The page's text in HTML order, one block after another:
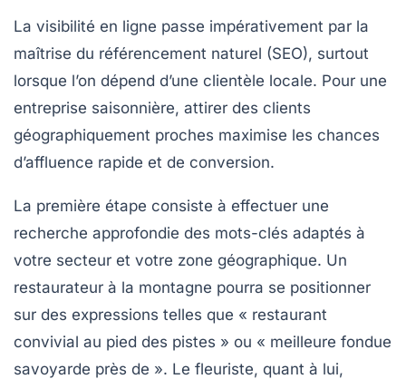
La visibilité en ligne passe impérativement par la
maîtrise du référencement naturel (SEO), surtout
lorsque l’on dépend d’une clientèle locale. Pour une
entreprise saisonnière, attirer des clients
géographiquement proches maximise les chances
d’affluence rapide et de conversion.
La première étape consiste à effectuer une
recherche approfondie des mots-clés adaptés à
votre secteur et votre zone géographique. Un
restaurateur à la montagne pourra se positionner
sur des expressions telles que « restaurant
convivial au pied des pistes » ou « meilleure fondue
savoyarde près de ». Le fleuriste, quant à lui,